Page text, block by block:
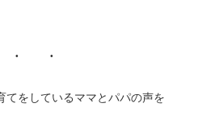
てをしているママとパパの声を